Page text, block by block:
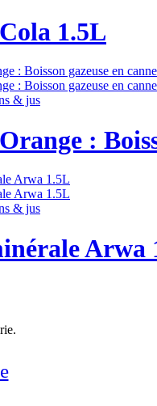
1.5L
& jus
:
& jus
Arwa